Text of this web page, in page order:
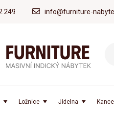
249 info@furniture-
Ložnice Jídelna